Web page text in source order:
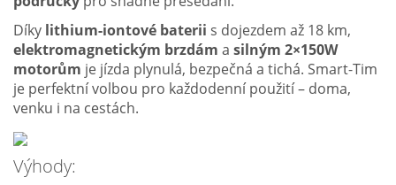
Díky lithium-iontové baterii s dojezdem až 18 km,
elektromagnetickým brzdám a silným 2×150W
motorům je jízda plynulá, bezpečná a tichá. Smart-Tim
je perfektní volbou pro každodenní použití – doma,
venku i na cestách.
Výhody: